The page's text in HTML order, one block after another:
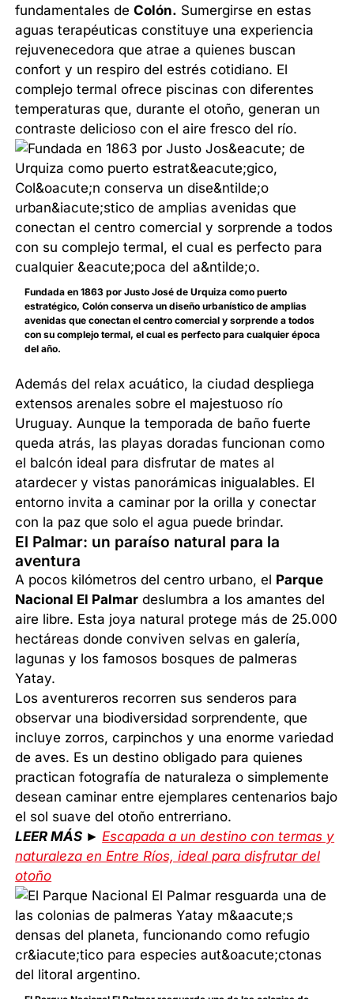
fundamentales deColón. Sumergirse en estas
aguas terapéuticas constituye una experiencia
rejuvenecedora que atrae a quienes buscan
confort y un respiro del estrés cotidiano. El
complejo termal ofrece piscinas con diferentes
temperaturas que, durante el otoño, generan un
contraste delicioso con el aire fresco del río.
Fundada en 1863 por Justo José de Urquiza como puerto
estratégico, Colón conserva un diseño urbanístico de amplias
avenidas que conectan el centro comercial y sorprende a todos
con su complejo termal, el cual es perfecto para cualquier época
del año.
Además del relax acuático, la ciudad despliega
extensos arenales sobre el majestuoso río
Uruguay. Aunque la temporada de baño fuerte
queda atrás, las playas doradas funcionan como
el balcón ideal para disfrutar de mates al
atardecer y vistas panorámicas inigualables. El
entorno invita a caminar por la orilla y conectar
con la paz que solo el agua puede brindar.
El Palmar: un paraíso natural para la
aventura
A pocos kilómetros del centro urbano, el Parque
Nacional El Palmar deslumbra a los amantes del
aire libre. Esta joya natural protege más de 25.000
hectáreas donde conviven selvas en galería,
lagunas y los famosos bosques de palmeras
Yatay.
Los aventureros recorren sus senderos para
observar una biodiversidad sorprendente, que
incluye zorros, carpinchos y una enorme variedad
de aves. Es un destino obligado para quienes
practican fotografía de naturaleza o simplemente
desean caminar entre ejemplares centenarios bajo
el sol suave del otoño entrerriano.
LEER MÁS ►Escapada a un destino con termas y
naturaleza en Entre Ríos, ideal para disfrutar del
otoño